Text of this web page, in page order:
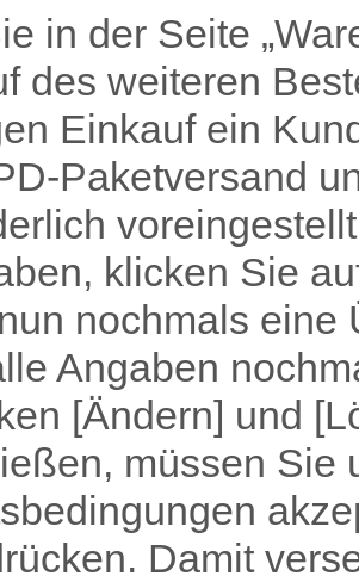
in der Seite
des weiteren
Einkauf ein
Paketversand
klicken Sie
nochmals eine
Angaben
[Ändern] und
müssen Sie
Damit